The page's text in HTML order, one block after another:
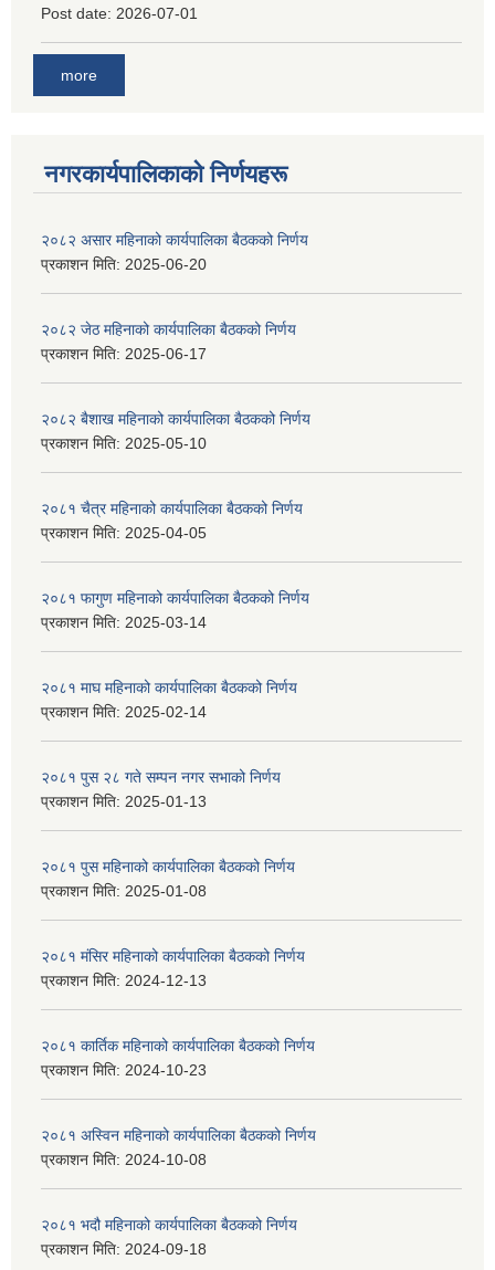
Post date: 2026-07-01
more
नगरकार्यपालिकाकाे निर्णयहरू
२०८२ असार महिनाको कार्यपालिका बैठकको निर्णय
प्रकाशन मिति: 2025-06-20
२०८२ जेठ महिनाको कार्यपालिका बैठकको निर्णय
प्रकाशन मिति: 2025-06-17
२०८२ बैशाख महिनाको कार्यपालिका बैठकको निर्णय
प्रकाशन मिति: 2025-05-10
२०८१ चैत्र महिनाको कार्यपालिका बैठकको निर्णय
प्रकाशन मिति: 2025-04-05
२०८१ फागुण महिनाको कार्यपालिका बैठकको निर्णय
प्रकाशन मिति: 2025-03-14
२०८१ माघ महिनाको कार्यपालिका बैठकको निर्णय
प्रकाशन मिति: 2025-02-14
२०८१ पुस २८ गते सम्प‍न नगर सभाको निर्णय
प्रकाशन मिति: 2025-01-13
२०८१ पुस महिनाको कार्यपालिका बैठकको निर्णय
प्रकाशन मिति: 2025-01-08
२०८१ मंसिर महिनाको कार्यपालिका बैठकको निर्णय
प्रकाशन मिति: 2024-12-13
२०८१ कार्तिक महिनाको कार्यपालिका बैठकको निर्णय
प्रकाशन मिति: 2024-10-23
२०८१ अस्विन महिनाको कार्यपालिका बैठकको निर्णय
प्रकाशन मिति: 2024-10-08
२०८१ भदौ महिनाको कार्यपालिका बैठकको निर्णय
प्रकाशन मिति: 2024-09-18